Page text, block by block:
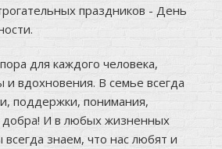
праздников - День
для каждого человека,
и вдохновения. В семье всегда
поддержки, понимания,
добра! И в любых жизненных
всегда знаем, что нас любят и